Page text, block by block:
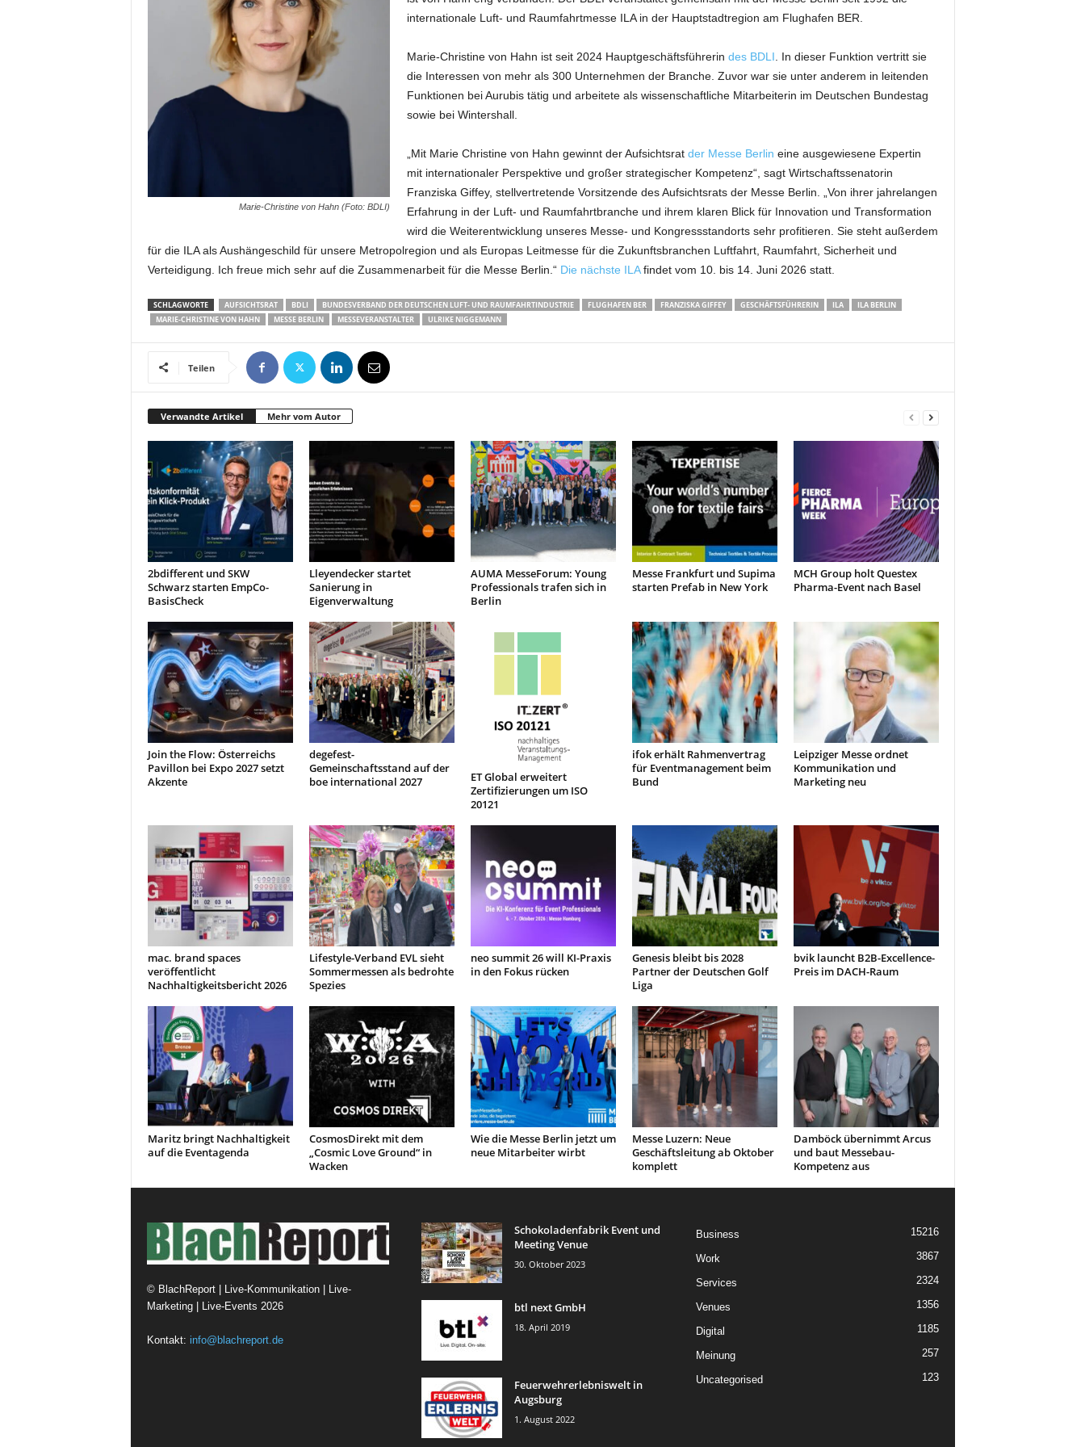
Marie-Christine von Hahn (Foto: BDLI)
internationale Luft- und Raumfahrtmesse ILA in der Hauptstadtregion am Flughafen BER.
Marie-Christine von Hahn ist seit 2024 Hauptgeschäftsführerin des BDLI . In dieser Funktion vertritt sie
die Interessen von mehr als 300 Unternehmen der Branche. Zuvor war sie unter anderem in leitenden
Funktionen bei Aurubis tätig und arbeitete als wissenschaftliche Mitarbeiterin im Deutschen Bundestag
sowie bei Wintershall.
„Mit Marie Christine von Hahn gewinnt der Aufsichtsrat der Messe Berlin eine ausgewiesene Expertin
mit internationaler Perspektive und großer strategischer Kompetenz“, sagt Wirtschaftssenatorin
Franziska Giffey, stellvertretende Vorsitzende des Aufsichtsrats der Messe Berlin. „Von ihrer jahrelangen
Erfahrung in der Luft- und Raumfahrtbranche und ihrem klaren Blick für Innovation und Transformation
wird die Weiterentwicklung unseres Messe- und Kongressstandorts sehr profitieren. Sie steht außerdem
für die ILA als Aushängeschild für unsere Metropolregion und als Europas Leitmesse für die Zukunftsbranchen Luftfahrt, Raumfahrt, Sicherheit und
Verteidigung. Ich freue mich sehr auf die Zusammenarbeit für die Messe Berlin.“ Die nächste ILAfindet vom 10. bis 14. Juni 2026 statt.
SCHLAGWORTE AUFSICHTSRAT BDLI BUNDESVERBAND DER DEUTSCHEN LUFT- UND RAUMFAHRTINDUSTRIE FLUGHAFEN BER FRANZISKA GIFFEY GESCHÄFTSFÜHRERIN ILA
ILA BERLIN
MARIE-CHRISTINE VON HAHN
MESSE BERLIN MESSEVERANSTALTER ULRIKE NIGGEMANN
Teilen
Verwandte Artikel Mehr vom Autor
2bdifferent und SKW
Schwarz starten EmpCo-
BasisCheck
Lleyendecker startet
Sanierung in
Eigenverwaltung
AUMA MesseForum: Young
Professionals trafen sich in
Berlin
Messe Frankfurt und Supima
starten Prefab in New York
MCH Group holt Questex
Pharma-Event nach Basel
Join the Flow: Österreichs
Pavillon bei Expo 2027 setzt
Akzente
degefest-
Gemeinschaftsstand auf der
boe international 2027
ET Global erweitert
Zertifizierungen um ISO
20121
ifok erhält Rahmenvertrag
für Eventmanagement beim
Bund
Leipziger Messe ordnet
Kommunikation und
Marketing neu
mac. brand spaces
veröffentlicht
Nachhaltigkeitsbericht 2026
Lifestyle-Verband EVL sieht
Sommermessen als bedrohte
Spezies
neo summit 26 will KI-Praxis
in den Fokus rücken
Genesis bleibt bis 2028
Partner der Deutschen Golf
Liga
bvik launcht B2B-Excellence-
Preis im DACH-Raum
Maritz bringt Nachhaltigkeit
auf die Eventagenda
CosmosDirekt mit dem
„Cosmic Love Ground“ in
Wacken
Wie die Messe Berlin jetzt um
neue Mitarbeiter wirbt
Messe Luzern: Neue
Geschäftsleitung ab Oktober
komplett
Damböck übernimmt Arcus
und baut Messebau-
Kompetenz aus
© BlachReport | Live-Kommunikation | Live-
Marketing | Live-Events 2026
Kontakt: info@blachreport.de
Schokoladenfabrik Event und
Meeting Venue
30. Oktober 2023
btl next GmbH
18. April 2019
Feuerwehrerlebniswelt in
Augsburg
1. August 2022
Business 15216
Work 3867
Services 2324
Venues 1356
Digital 1185
Meinung 257
Uncategorised 123